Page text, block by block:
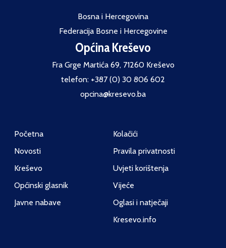
Bosna i Hercegovina
Federacija Bosne i Hercegovine
Općina Kreševo
Fra Grge Martića 69, 71260 Kreševo
telefon: +387 (0) 30 806 602
opcina@kresevo.ba
Početna
Novosti
Kreševo
Općinski glasnik
Javne nabave
Kolačići
Pravila privatnosti
Uvjeti korištenja
Vijeće
Oglasi i natječaji
Kresevo.info